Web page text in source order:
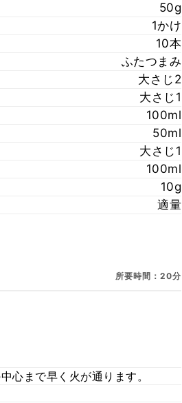
50g
1かけ
10本
ふたつまみ
大さじ2
大さじ1
100ml
50ml
大さじ1
100ml
10g
適量
所要時間：20分
心まで早く火が通ります。